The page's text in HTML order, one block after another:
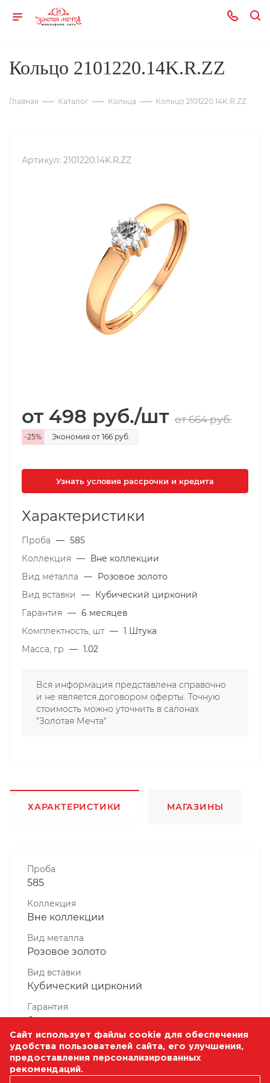
Кольцо 2101220.14K.R.ZZ
Главная Каталог Кольца Кольцо 2101220.14K.R.ZZ
Артикул: 2101220.14K.R.ZZ
от 498 руб./шт от 664руб.
-25% Экономия от 166 руб.
Узнать условия рассрочки и кредита
Характеристики
Проба — 585
Коллекция — Вне коллекции
Вид металла — Розовое золото
Вид вставки
— Кубический цирконий
Гарантия — 6 месяцев
Комплектность, шт — 1 Штука
Масса, гр — 1.02
Вся информация представлена справочно
и не является договором оферты. Точную
стоимость можно уточнить в салонах
"Золотая Мечта"
ХАРАКТЕРИСТИКИ МАГАЗИНЫ
Проба
585
Коллекция
Вне коллекции
Вид металла
Розовое золото
Вид вставки
Кубический цирконий
Гарантия
6 месяцев
Комплектность, шт
1 Штука
Масса, гр
Сайт использует файлы cookie для обеспечения
удобства пользователей сайта, его улучшения,
предоставления персонализированных
рекомендаций.